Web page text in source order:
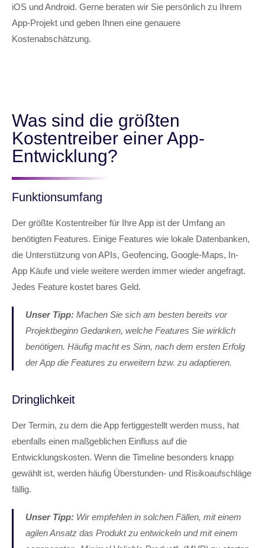
iOS und Android. Gerne beraten wir Sie persönlich zu Ihrem
App-Projekt und geben Ihnen eine genauere
Kostenabschätzung.
Was sind die größten
Kostentreiber einer App-
Entwicklung?
Funktionsumfang
Der größte Kostentreiber für Ihre App ist der Umfang an
benötigten Features. Einige Features wie lokale Datenbanken,
die Unterstützung von APIs, Geofencing, Google-Maps, In-
App Käufe und viele weitere werden immer wieder angefragt.
Jedes Feature kostet bares Geld.
Unser Tipp: Machen Sie sich am besten bereits vor
Projektbeginn Gedanken, welche Features Sie wirklich
benötigen. Häufig macht es Sinn, nach dem ersten Erfolg
der App die Features zu erweitern bzw. zu adaptieren.
Dringlichkeit​
Der Termin, zu dem die App fertiggestellt werden muss, hat
ebenfalls einen maßgeblichen Einfluss auf die
Entwicklungskosten. Wenn die Timeline besonders knapp
gewählt ist, werden häufig Überstunden- und Risikoaufschläge
fällig.
Unser Tipp: Wir empfehlen in solchen Fällen, mit einem
agilen Ansatz das Produkt zu entwickeln und mit einem